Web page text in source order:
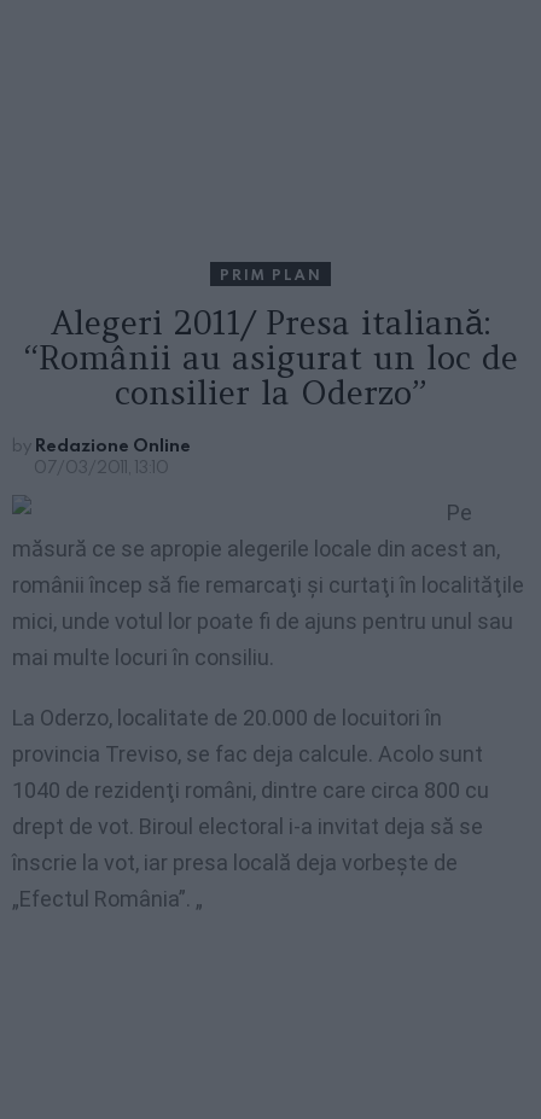
PRIM PLAN
Alegeri 2011/ Presa italiană:
“Românii au asigurat un loc de
consilier la Oderzo”
by Redazione Online
07/03/2011, 13:10
Pe
măsură ce se apropie alegerile locale din acest an,
românii încep să fie remarcaţi şi curtaţi în localităţile
mici, unde votul lor poate fi de ajuns pentru unul sau
mai multe locuri în consiliu.
La Oderzo, localitate de 20.000 de locuitori în
provincia Treviso, se fac deja calcule. Acolo sunt
1040 de rezidenţi români, dintre care circa 800 cu
drept de vot. Biroul electoral i-a invitat deja să se
înscrie la vot, iar presa locală deja vorbeşte de
„Efectul România”. „